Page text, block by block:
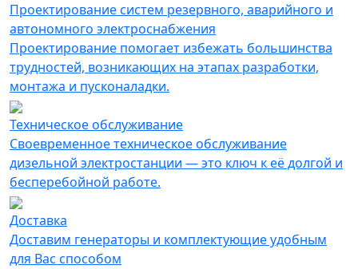
Проектирование систем резервного, аварийного и
автономного электроснабжения
Проектирование помогает избежать большинства
трудностей, возникающих на этапах разработки,
монтажа и пусконаладки.
Техническое обслуживание
Своевременное техническое обслуживание
дизельной электростанции — это ключ к её долгой и
бесперебойной работе.
Доставка
Доставим генераторы и комплектующие удобным
для Вас способом